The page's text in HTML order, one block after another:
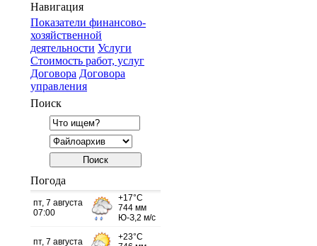
Навигация
Показатели финансово-
хозяйственной
деятельности Услуги
Стоимость работ, услуг
Договора Договора
управления
Поиск
Погода